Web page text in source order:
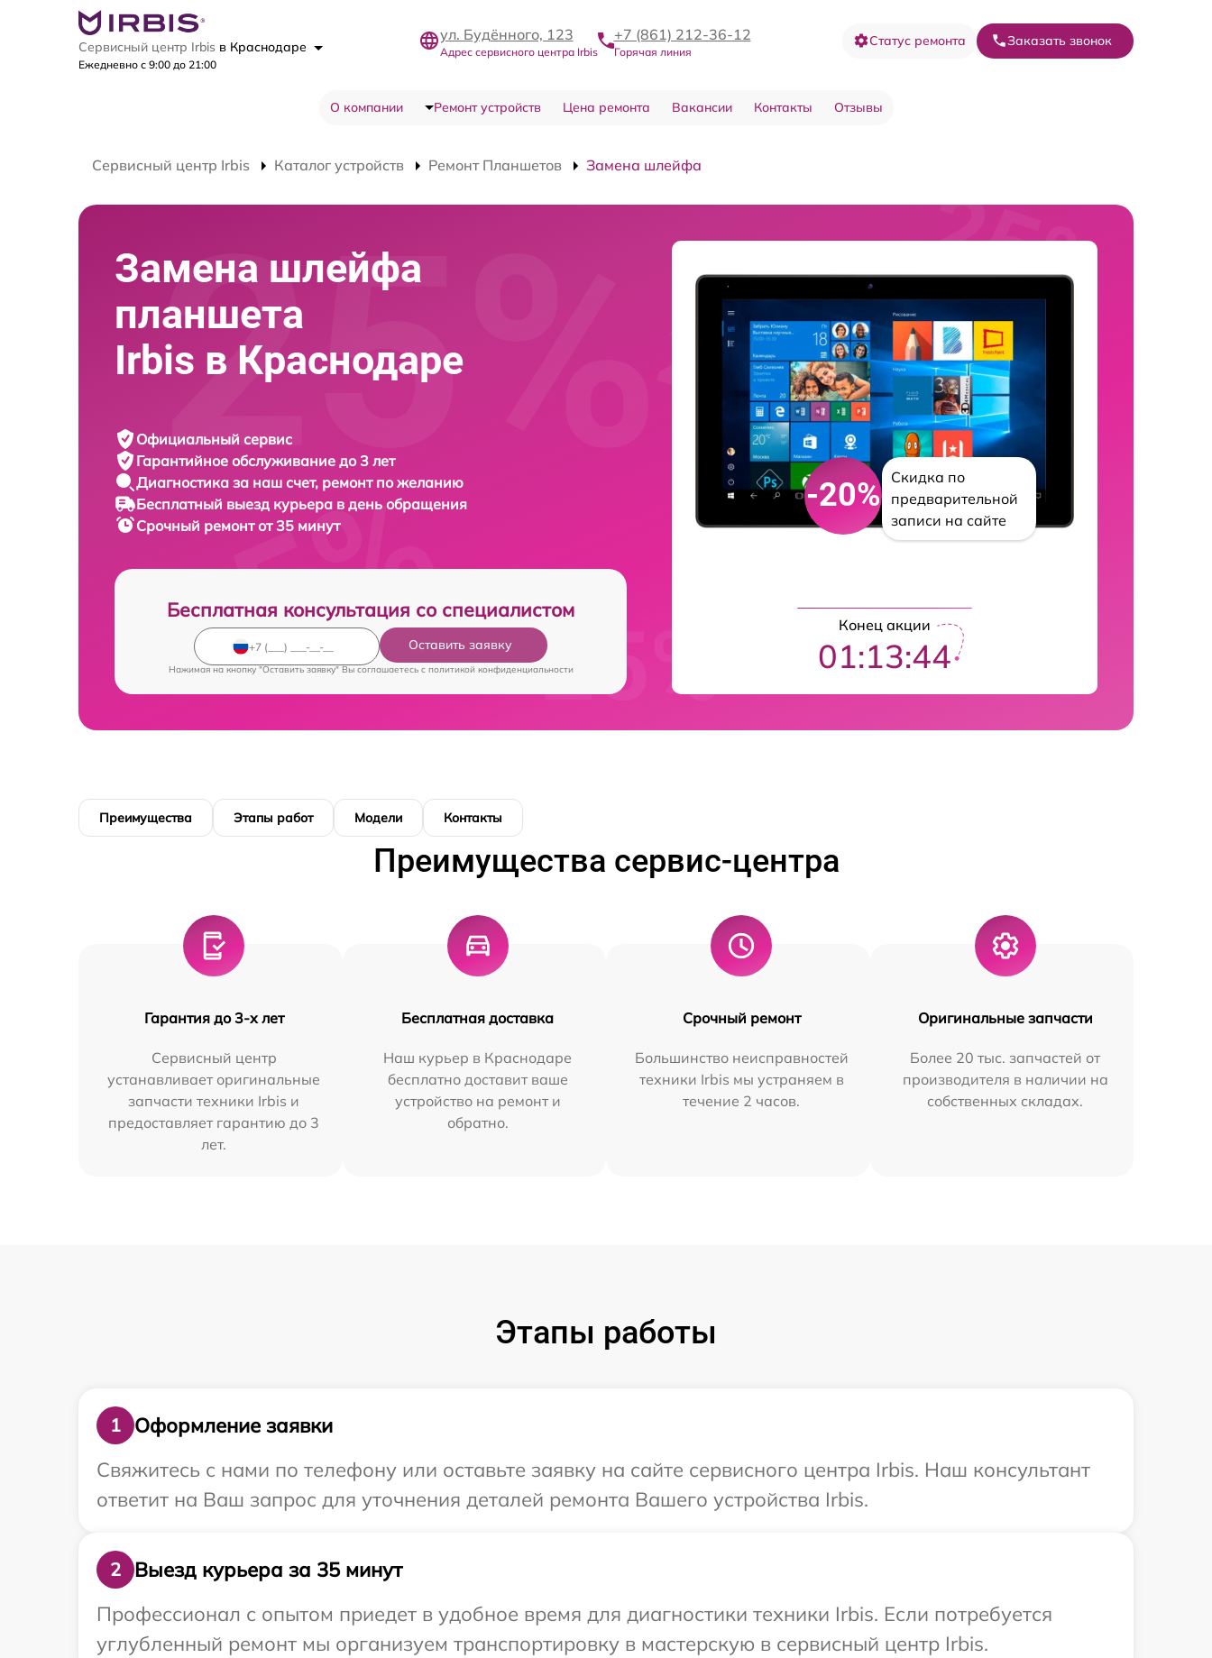
Сервисный центр Irbis в Краснодаре
Ежедневно с 9:00 до 21:00
ул. Будённого, 123
Адрес сервисного центра Irbis
+7 (861) 212-36-12
Горячая линия
Статус ремонта Заказать звонок
О компании Ремонт устройств Цена ремонта Вакансии Контакты Отзывы
Сервисный центр Irbis Каталог устройств Ремонт Планшетов Замена шлейфа
Замена шлейфа
планшета
Irbis в Краснодаре
Официальный сервис
Гарантийное обслуживание до 3 лет
Диагностика за наш счет, ремонт по желанию
Бесплатный выезд курьера в день обращения
Срочный ремонтот 35 минут
Бесплатная консультация со специалистом
Оставить заявку
Нажимая на кнопку "Оставить заявку" Вы соглашаетесь c политикой конфиденциальности
-20%
Скидка по
предварительной
записи на сайте
Конец акции
01:13:43
Преимущества Этапы работ Модели Контакты
Преимущества сервис-центра
Гарантия до 3-х лет
Сервисный центр
устанавливает оригинальные
запчасти техники Irbis и
предоставляет гарантию до 3
лет.
Бесплатная доставка
Наш курьер в Краснодаре
бесплатно доставит ваше
устройство на ремонт и
обратно.
Срочный ремонт
Большинство неисправностей
техники Irbis мы устраняем в
течение 2 часов.
Оригинальные запчасти
Более 20 тыс. запчастей от
производителя в наличии на
собственных складах.
Этапы работы
1
Оформление заявки
Свяжитесь с нами по телефону или оставьте заявку на сайте сервисного центра Irbis. Наш консультант
ответит на Ваш запрос для уточнения деталей ремонта Вашего устройства Irbis.
2
Выезд курьера за 35 минут
Профессионал с опытом приедет в удобное время для диагностики техники Irbis. Если потребуется
углубленный ремонт мы организуем транспортировку в мастерскую в сервисный центр Irbis.